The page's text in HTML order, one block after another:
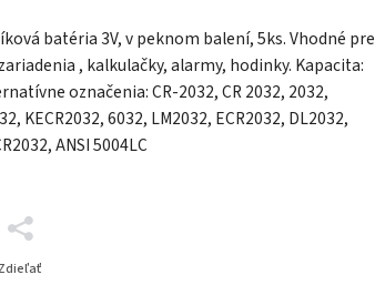
batéria 3V, v peknom balení, 5ks. Vhodné pre
, kalkulačky, alarmy, hodinky. Kapacita:
označenia: CR-2032, CR 2032, 2032,
KECR2032, 6032, LM2032, ECR2032, DL2032,
ANSI 5004LC
Zdieľať